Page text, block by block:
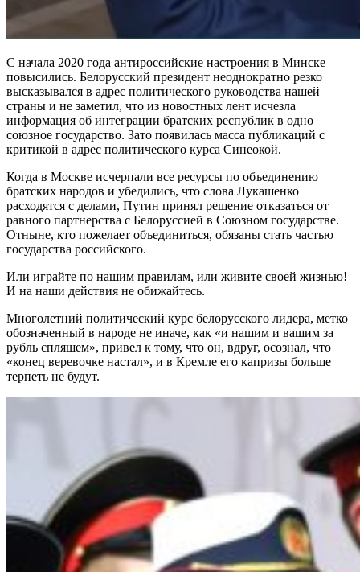
С начала 2020 года антироссийские настроения в Минске
повысились. Белорусский президент неоднократно резко
высказывался в адрес политического руководства нашей
страны и не заметил, что из новостных лент исчезла
информация об интеграции братских республик в одно
союзное государство. Зато появилась масса публикаций с
критикой в адрес политического курса Синеокой.
Когда в Москве исчерпали все ресурсы по объединению
братских народов и убедились, что слова Лукашенко
расходятся с делами, Путин принял решение отказаться от
равного партнерства с Белоруссией в Союзном государстве.
Отныне, кто пожелает объединиться, обязаны стать частью
государства российского.
Или играйте по нашим правилам, или живите своей жизнью!
И на наши действия не обижайтесь.
Многолетний политический курс белорусского лидера, метко
обозначенный в народе не иначе, как «и нашим и вашим за
рубль спляшем», привел к тому, что он, вдруг, осознал, что
«конец веревочке настал», и в Кремле его капризы больше
терпеть не будут.